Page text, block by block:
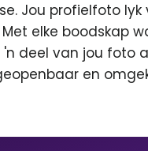
Jou profielfoto
Met elke boodskap
'n deel van jou foto
en